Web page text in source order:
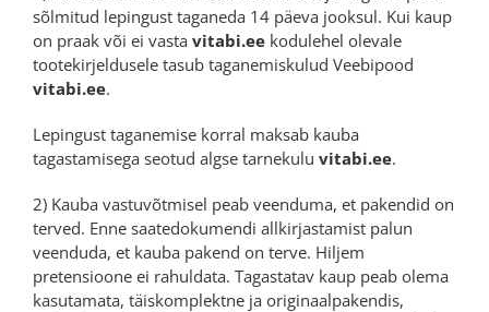
sõlmitud lepingust taganeda 14 päeva jooksul. Kui kaup
on praak või ei vasta vitabi.eekodulehel olevale
tootekirjeldusele tasub taganemiskulud Veebipood
vitabi.ee.
Lepingust taganemise korral maksab kauba
tagastamisega seotud algse tarnekulu vitabi.ee.
2) Kauba vastuvõtmisel peab veenduma, et pakendid on
terved. Enne saatedokumendi allkirjastamist palun
veenduda, et kauba pakend on terve. Hiljem
pretensioone ei rahuldata. Tagastatav kaup peab olema
kasutamata, täiskomplektne ja originaalpakendis,